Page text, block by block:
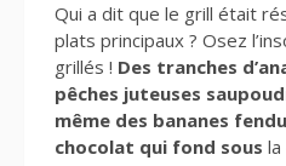
Qui a dit que le grill était
plats principaux ? Osez
grillés ! Des tranches
pêches juteuses
même des bananes
chocolat qui fond sous